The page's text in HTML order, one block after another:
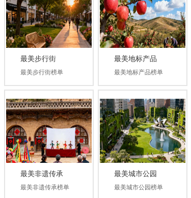
最美步行街
最美步行街榜单
最美地标产品
最美地标产品榜单
最美非遗传承
最美非遗传承榜单
最美城市公园
最美城市公园榜单